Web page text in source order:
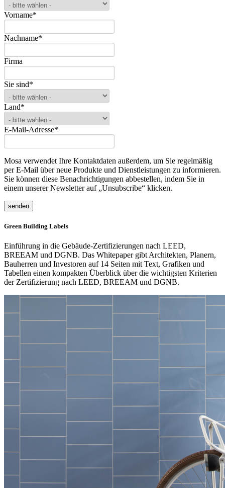
Vorname*
Nachname*
Firma
Sie sind*
Land*
E-Mail-Adresse*
Mosa verwendet Ihre Kontaktdaten außerdem, um Sie regelmäßig
per E-Mail über neue Produkte und Dienstleistungen zu informieren.
Sie können diese Benachrichtigungen abbestellen, indem Sie in
einem unserer Newsletter auf „Unsubscribe“ klicken.
Green Building Labels
Einführung in die Gebäude-Zertifizierungen nach LEED,
BREEAM und DGNB. Das Whitepaper gibt Architekten, Planern,
Bauherren und Investoren auf 14 Seiten mit Text, Grafiken und
Tabellen einen kompakten Überblick über die wichtigsten Kriterien
der Zertifizierung nach LEED, BREEAM und DGNB.